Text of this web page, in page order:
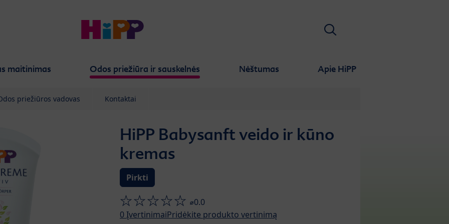
maitinimas Odos priežiūra ir sauskelnės Nėštumas Apie HiPP
Ieškoti
priežiūros vadovas Kontaktai
HiPP Babysanft veido ir kūno
kremas
Pirkti
⌀0.0
0ĮvertinimaiPridėkite produkto vertinimą